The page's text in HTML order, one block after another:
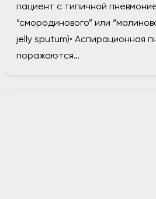
пациент с типичной
“смородинового” или
jelly sputum)• Аспирационная
поражаются…